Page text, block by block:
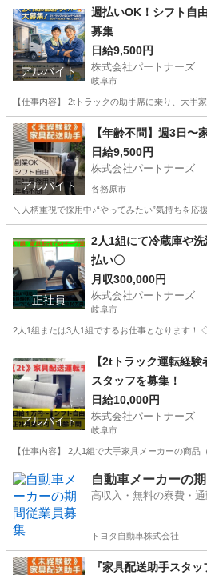
アルバイト
週払いOK！シフト自
募集
日給9,500円
株式会社パートナーズ
岐阜市
【仕事内容】 2tトラックの助手席に乗り、大
岐阜 岐阜市 配送 スタッフ
アルバイト
【年齢不問】週3日〜
日給9,500円
株式会社パートナーズ
各務原市
＼人柄重視で採用中♪“やってみたい”気持ちを
配送 スタッフ
正社員
2人1組にて冷蔵庫や洗
払い〇
月収300,000円
株式会社パートナーズ
岐阜市
2人1組または3人1組でするお仕事となります
ドライバー 岐阜
業務
アルバイト
【2tトラック運転経
スタッフを募集！
日給10,000円
株式会社パートナーズ
岐阜市
【仕事内容】 2人1組で大手家具メーカーの商
岐阜 岐阜市 配送 岐阜 各務原
自動車メーカーの
高収入・無料の寮費・
トヨタ自動車株式会社
『家具配送助手スタ